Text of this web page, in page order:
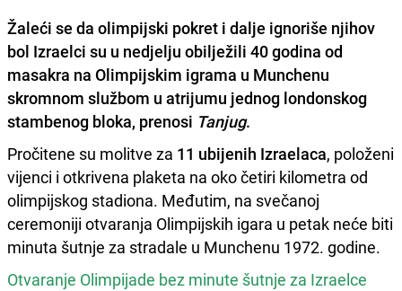
Žaleći se da olimpijski pokret i dalje ignoriše njihov
bol Izraelci su u nedjelju obilježili 40 godina od
masakra na Olimpijskim igrama u Munchenu
skromnom službom u atrijumu jednog londonskog
stambenog bloka, prenosi Tanjug.
Pročitene su molitve za 11 ubijenih Izraelaca, položeni
vijenci i otkrivena plaketa na oko četiri kilometra od
olimpijskog stadiona. Međutim, na svečanoj
ceremoniji otvaranja Olimpijskih igara u petak neće biti
minuta šutnje za stradale u Munchenu 1972. godine.
Otvaranje Olimpijade bez minute šutnje za Izraelce